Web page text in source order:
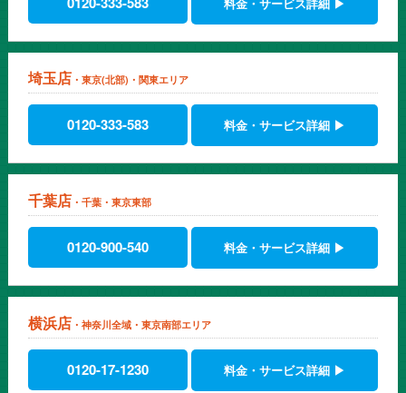
埼玉店 ・東京(北部)・関東エリア
0120-333-583 料金・サービス詳細 ▶
千葉店 ・千葉・東京東部
0120-900-540 料金・サービス詳細 ▶
横浜店 ・神奈川全域・東京南部エリア
0120-17-1230 料金・サービス詳細 ▶